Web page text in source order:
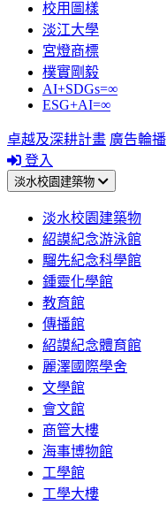
校用圖樣
淡江大學
宮燈商標
樸實剛毅
AI+SDGs=∞
ESG+AI=∞
卓越及深耕計畫 廣告輪播
登入
淡水校園建築物
淡水校園建築物
紹謨紀念游泳館
騮先紀念科學館
鍾靈化學館
教育館
傳播館
紹謨紀念體育館
麗澤國際學舍
文學館
會文館
商管大樓
海事博物館
工學館
工學大樓